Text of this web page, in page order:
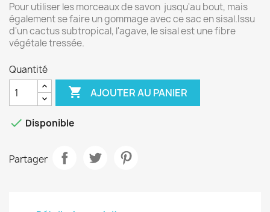
Pour utiliser les morceaux de savon jusqu'au bout, mais
également se faire un gommage avec ce sac en sisal.Issu
d'un cactus subtropical, l'agave, le sisal est une fibre
végétale tressée.
Quantité
 AJOUTER AU PANIER
 Disponible
Partager